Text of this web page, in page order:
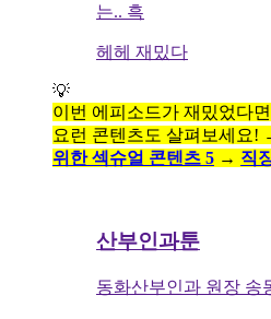
는.. 흑
헤헤 재밌다
💡
이번 에피소드가 재밌었다면
요런 콘텐츠도 살펴보세요!
위한 섹슈얼 콘텐츠 5 → 직
산부인과툰
동화산부인과 원장 송